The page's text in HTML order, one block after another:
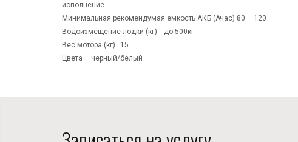
исполнение
Минимальная рекомендумая емкость АКБ (Ачас)	80 – 120
Водоизмещение лодки (кг)	до 500кг.
Вес мотора (кг)	15
Цвета	черный/белый